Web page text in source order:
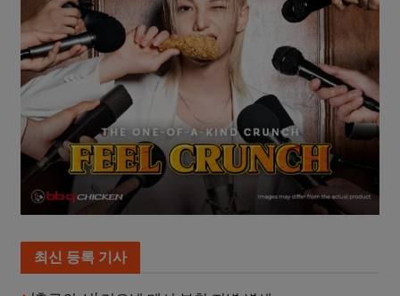
최신 등록 기사